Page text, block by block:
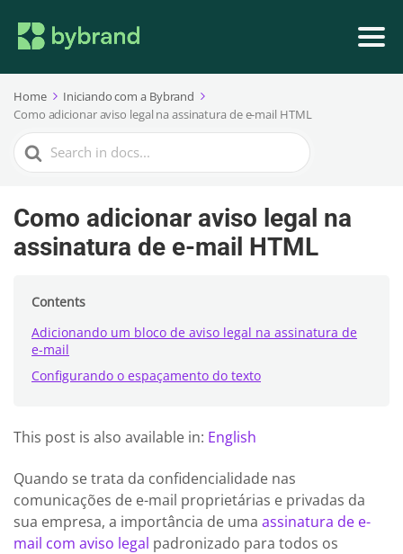
Home
Iniciando com a Bybrand
Como adicionar aviso legal na assinatura de e-mail HTML
Search
For
Como adicionar aviso legal na
assinatura de e-mail HTML
Contents
Adicionando um bloco de aviso legal na assinatura de
e-mail
Configurando o espaçamento do texto
This post is also available in: English
Quando se trata da confidencialidade nas
comunicações de e-mail proprietárias e privadas da
sua empresa, a importância de uma assinatura de e-
mail com aviso legal padronizado para todos os